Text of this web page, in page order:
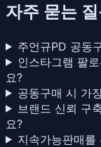
자주 묻는
주언규PD 공동
인스타그램 팔
요?
공동구매 시 가
브랜드 신뢰 구
요?
지속가능판매를